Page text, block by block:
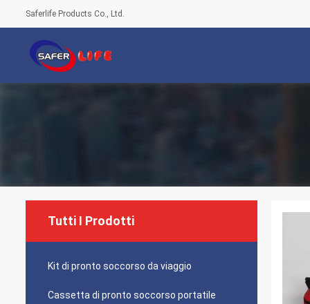
Saferlife Products Co., Ltd.
Tutti I Prodotti
Kit di pronto soccorso da viaggio
Cassetta di pronto soccorso portatile